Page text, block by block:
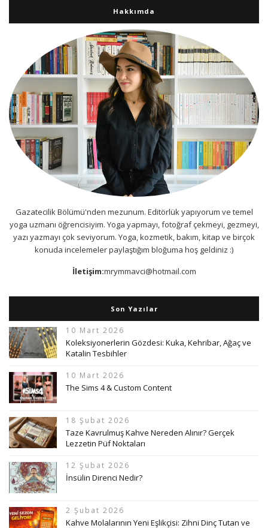
Hakkımda
Gazatecilik Bölümü'nden mezunum. Editörlük yapıyorum ve temel
yoga uzmanı öğrencisiyim. Yoga yapmayı, fotoğraf çekmeyi, gezmeyi,
yazı yazmayı çok seviyorum. Yoga, kozmetik, bakım, kitap ve birçok
konuda incelemeler paylaştığım bloğuma hoş geldiniz :)
İletişim:mrymmavci@hotmail.com
Son Yazılar
10 Mart 2026
Koleksiyonerlerin Gözdesi: Kuka, Kehribar, Ağaç ve
Katalin Tesbihler
10 Mart 2026
The Sims 4 & Custom Content
18 Şubat 2026
Taze Kavrulmuş Kahve Nereden Alınır? Gerçek
Lezzetin Püf Noktaları
12 Şubat 2026
İnsülin Direnci Nedir?
2 Şubat 2026
Kahve Molalarının Yeni Eşlikçisi: Zihni Dinç Tutan ve